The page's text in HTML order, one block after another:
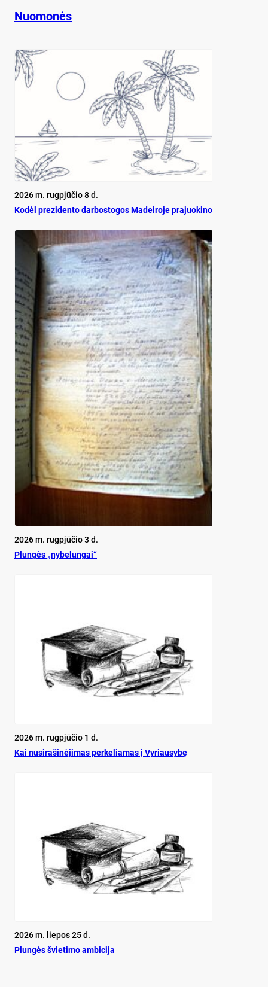
Nuomonės
2026 m. rugpjūčio 8 d.
Ko­dėl pre­zi­den­to dar­bos­to­gos Ma­dei­ro­je pra­juo­ki­no
2026 m. rugpjūčio 3 d.
Plun­gės „ny­be­lun­gai“
2026 m. rugpjūčio 1 d.
Kai nu­si­ra­ši­nė­ji­mas per­ke­lia­mas į Vy­riau­sy­bę
2026 m. liepos 25 d.
Plun­gės švie­ti­mo am­bi­ci­ja